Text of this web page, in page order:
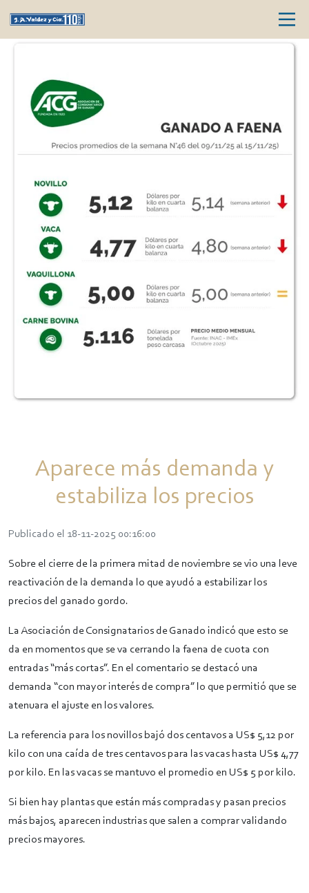
Aparece más demanda y
estabiliza los precios
Publicado el 18-11-2025 00:16:00
Sobre el cierre de la primera mitad de noviembre se vio una leve
reactivación de la demanda lo que ayudó a estabilizar los
precios del ganado gordo.
La Asociación de Consignatarios de Ganado indicó que esto se
da en momentos que se va cerrando la faena de cuota con
entradas “más cortas”. En el comentario se destacó una
demanda “con mayor interés de compra” lo que permitió que se
atenuara el ajuste en los valores.
La referencia para los novillos bajó dos centavos a US$ 5,12 por
kilo con una caída de tres centavos para las vacas hasta US$ 4,77
por kilo. En las vacas se mantuvo el promedio en US$ 5 por kilo.
Si bien hay plantas que están más compradas y pasan precios
más bajos, aparecen industrias que salen a comprar validando
precios mayores.